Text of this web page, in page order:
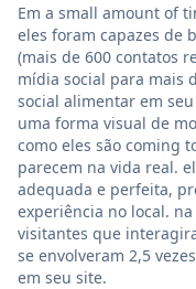
Em a small amount of
eles foram capazes de
(mais de 600 contatos
mídia social para mais
social alimentar em
uma forma visual de
como eles são coming
parecem na vida real.
adequada e perfeita,
experiência no local.
visitantes que
se envolveram 2,5
em seu site.